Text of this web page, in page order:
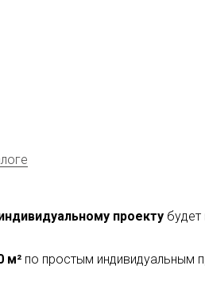
проекту будет
м² по простым индивидуальным